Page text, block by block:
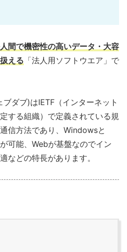
間で機密性の高いデータ・大容
える 「法人用ソフトウエア」で
ダブ)はIETF（インターネット
する組織）で定義されている規
信方法であり、Windowsと
可能、Webが基盤なのでイン
などの特長があります。